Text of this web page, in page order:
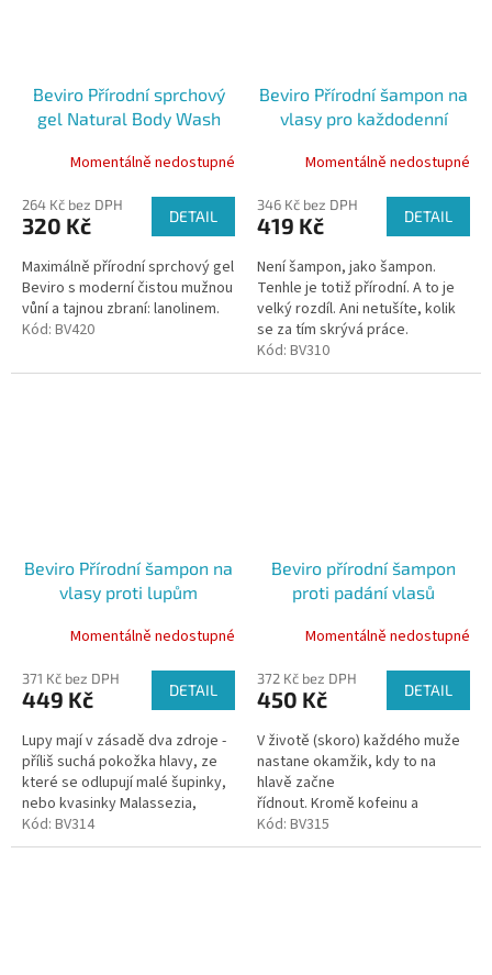
Beviro Přírodní sprchový
gel Natural Body Wash
Momentálně nedostupné
264 Kč bez DPH
320 Kč DETAIL
Maximálně přírodní sprchový gel
Beviro s moderní čistou mužnou
vůní a tajnou zbraní: lanolinem.
Kód: BV420
Beviro Přírodní šampon na
vlasy pro každodenní
Momentálně nedostupné
346 Kč bez DPH
419 Kč DETAIL
Není šampon, jako šampon.
Tenhle je totiž přírodní. A to je
velký rozdíl. Ani netušíte, kolik
se za tím skrývá práce.
Kód: BV310
Beviro Přírodní šampon na
vlasy proti lupům
Momentálně nedostupné
371 Kč bez DPH
449 Kč DETAIL
Lupy mají v zásadě dva zdroje -
příliš suchá pokožka hlavy, ze
které se odlupují malé šupinky,
nebo kvasinky Malassezia,
jejichž přemnožení může
způsobovat záněty a tím pádem
Kód: BV314
Beviro přírodní šampon
proti padání vlasů
Momentálně nedostupné
372 Kč bez DPH
450 Kč DETAIL
V životě (skoro) každého muže
nastane okamžik, kdy to na
hlavě začne
řídnout. Kromě kofeinu a
guarany, které dodávají více
energie vlasovým buňkám a
Kód: BV315